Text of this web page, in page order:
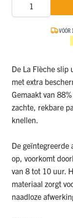
VÓÓR
De La Flèche slip
met extra
Gemaakt van
zachte, rekbare
knellen.
De geïntegreerde
op, voorkomt
van 8 tot 10 uur.
materiaal zorgt
naadloze